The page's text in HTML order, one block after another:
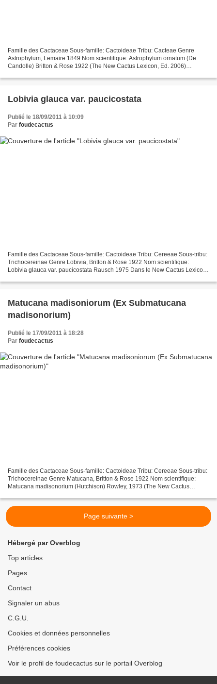
Famille des Cactaceae Sous-famille: Cactoideae Tribu: Cacteae Genre
Astrophytum, Lemaire 1849 Nom scientifique: Astrophytum ornatum (De
Candolle) Britton & Rose 1922 (The New Cactus Lexicon, Ed. 2006)
Lobivia glauca var. paucicostata
Publié le 18/09/2011 à 10:09
Par foudecactus
Famille des Cactaceae Sous-famille: Cactoideae Tribu: Cereeae Sous-tribu:
Trichocereinae Genre Lobivia, Britton & Rose 1922 Nom scientifique:
Lobivia glauca var. paucicostata Rausch 1975 Dans le New Cactus Lexicon
Matucana madisoniorum (Ex Submatucana
madisonorium)
Publié le 17/09/2011 à 18:28
Par foudecactus
Famille des Cactaceae Sous-famille: Cactoideae Tribu: Cereeae Sous-tribu:
Trichocereinae Genre Matucana, Britton & Rose 1922 Nom scientifique:
Matucana madisonorium (Hutchison) Rowley, 1973 (The New Cactus
Page suivante >
Hébergé par Overblog
Top articles
Pages
Contact
Signaler un abus
C.G.U.
Cookies et données personnelles
Préférences cookies
Voir le profil de foudecactus sur le portail Overblog